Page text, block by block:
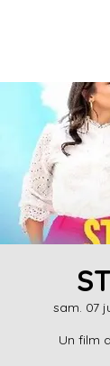
sam. 07
Un film